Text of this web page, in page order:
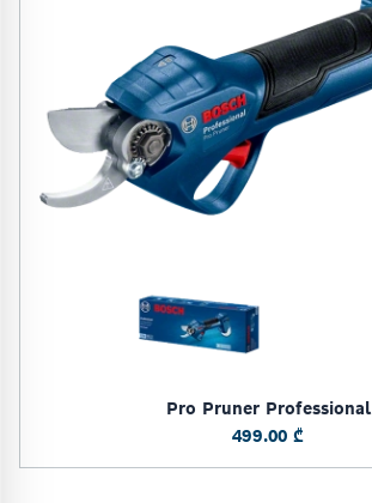
Pro Pruner Professional
499.00 ₾